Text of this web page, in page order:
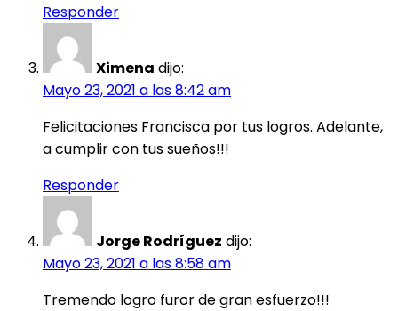
Responder
Ximena dijo:
Mayo 23, 2021 a las 8:42 am
Felicitaciones Francisca por tus logros. Adelante,
a cumplir con tus sueños!!!
Responder
Jorge Rodríguez dijo:
Mayo 23, 2021 a las 8:58 am
Tremendo logro furor de gran esfuerzo!!!